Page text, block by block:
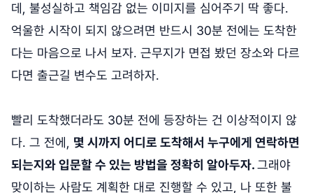
데, 불성실하고 책임감 없는 이미지를 심어주기 딱 좋다.
억울한 시작이 되지 않으려면 반드시 30분 전에는 도착한
다는 마음으로 나서 보자. 근무지가 면접 봤던 장소와 다르
다면 출근길 변수도 고려하자.
빨리 도착했더라도 30분 전에 등장하는 건 이상적이지 않
다. 그 전에, 몇 시까지 어디로 도착해서 누구에게 연락하면
되는지와 입문할 수 있는 방법을 정확히 알아두자.그래야
맞이하는 사람도 계획한 대로 진행할 수 있고, 나 또한 불